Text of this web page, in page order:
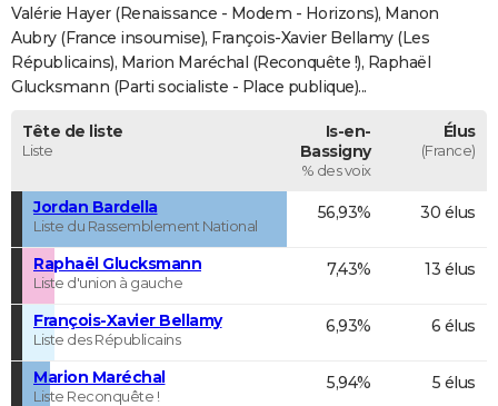
FORUM
Bricolage
Lifestyle
Culture
SportAuto
Television
Voyage
Cinema
Valérie Hayer (Renaissance - Modem - Horizons), Manon
Aubry (France insoumise), François-Xavier Bellamy (Les
Républicains), Marion Maréchal (Reconquête !), Raphaël
Glucksmann (Parti socialiste - Place publique)...
Tête de liste
Liste
Is-en-
Bassigny
% des voix
Élus
(France)
Jordan Bardella
Liste du Rassemblement National
56,93% 30 élus
Raphaël Glucksmann
Liste d'union à gauche
7,43% 13 élus
François-Xavier Bellamy
Liste des Républicains
6,93% 6 élus
Marion Maréchal
Liste Reconquête !
5,94% 5 élus